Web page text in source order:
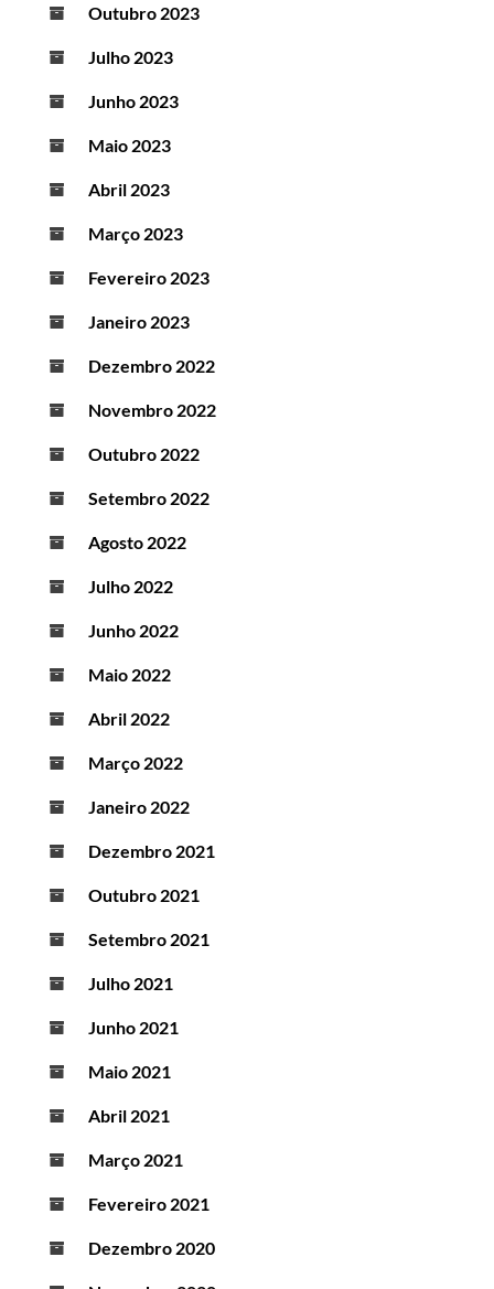
Outubro 2023
Julho 2023
Junho 2023
Maio 2023
Abril 2023
Março 2023
Fevereiro 2023
Janeiro 2023
Dezembro 2022
Novembro 2022
Outubro 2022
Setembro 2022
Agosto 2022
Julho 2022
Junho 2022
Maio 2022
Abril 2022
Março 2022
Janeiro 2022
Dezembro 2021
Outubro 2021
Setembro 2021
Julho 2021
Junho 2021
Maio 2021
Abril 2021
Março 2021
Fevereiro 2021
Dezembro 2020